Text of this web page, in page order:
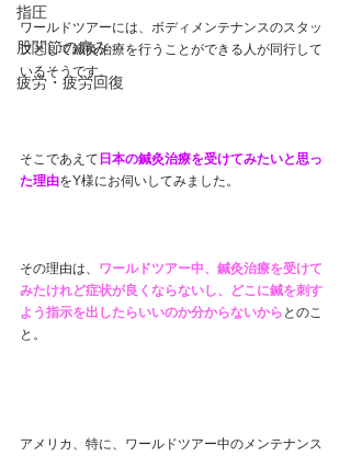
指圧
股関節の痛み
疲労・疲労回復
ワールドツアーには、ボディメンテナンスのスタッ
フとして鍼灸治療を行うことができる人が同行して
いるそうです。
そこであえて 日本の鍼灸治療を受けてみたいと思っ
た理由をY様にお伺いしてみました。
その理由は、 ワールドツアー中、鍼灸治療を受けて
みたけれど症状が良くならないし、どこに鍼を刺す
よう指示を出したらいいのか分からないから とのこ
と。
アメリカ、特に、ワールドツアー中のメンテナンス